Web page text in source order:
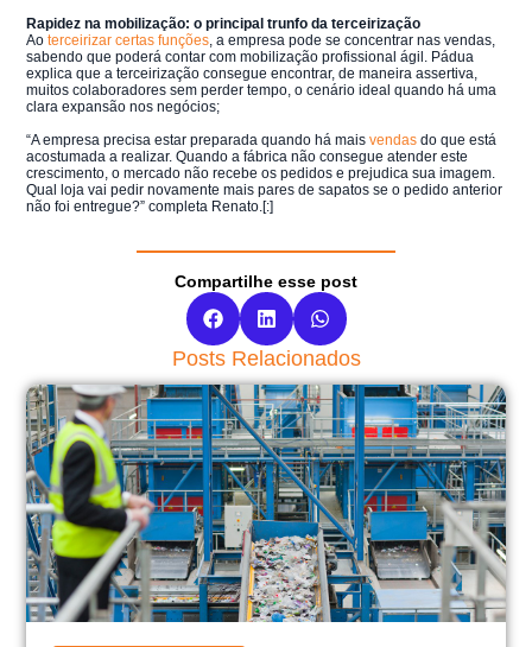
Rapidez na mobilização: o principal trunfo da terceirização
Aoterceirizar certas funções , a empresa pode se concentrar nas vendas,
sabendo que poderá contar com mobilização profissional ágil. Pádua
explica que a terceirização consegue encontrar, de maneira assertiva,
muitos colaboradores sem perder tempo, o cenário ideal quando há uma
clara expansão nos negócios;
“A empresa precisa estar preparada quando há maisvendas do que está
acostumada a realizar. Quando a fábrica não consegue atender este
crescimento, o mercado não recebe os pedidos e prejudica sua imagem.
Qual loja vai pedir novamente mais pares de sapatos se o pedido anterior
não foi entregue?” completa Renato.[:]
Compartilhe esse post
Posts Relacionados